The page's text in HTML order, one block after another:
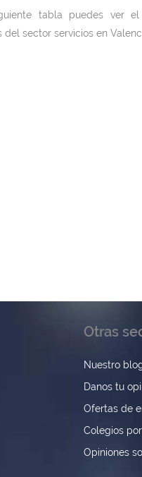
tabla puedes ver
del sector servicios en
Otras
Nuestro
Danos tu
Ofertas de
Colegios
Opiniones